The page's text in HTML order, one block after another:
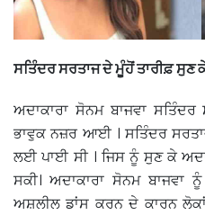
ਸਤਿੰਦਰ ਸਰਤਾਜ ਦੇ ਮੂੰਹੋਂ ਤਾਰੀਫ਼ ਸੁਣ
ਅਦਾਕਾਰਾ ਸੋਨਮ ਬਾਜਵਾ
ਭਾਵੁਕ ਨਜ਼ਰ ਆਈ । ਸਤਿੰਦਰ
ਲਈ ਪਾਈ ਸੀ । ਜਿਸ ਨੂੰ ਸੁਣ ਕੇ
ਸਕੀ। ਅਦਾਕਾਰਾ ਸੋਨਮ ਬਾਜਵਾ
ਅਸ਼ਲੀਲ ਡਾਂਸ ਕਰਨ ਦੇ ਕਾਰਨ